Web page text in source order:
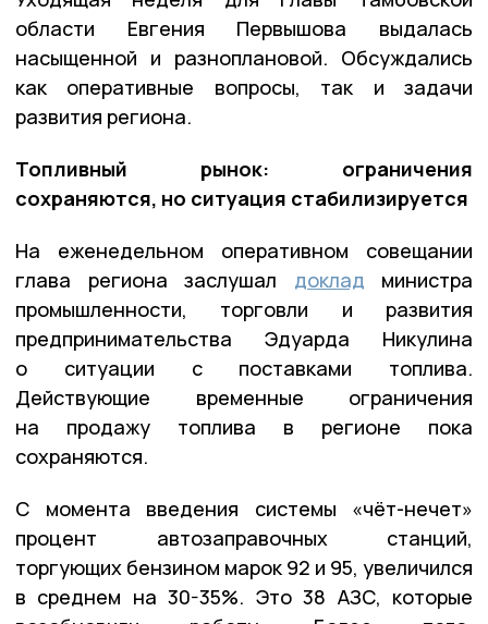
области Евгения Первышова выдалась
насыщенной и разноплановой. Обсуждались
как оперативные вопросы, так и задачи
развития региона.
Топливный рынок: ограничения
сохраняются, но ситуация стабилизируется
На еженедельном оперативном совещании
глава региона заслушал доклад министра
промышленности, торговли и развития
предпринимательства Эдуарда Никулина
о ситуации с поставками топлива.
Действующие временные ограничения
на продажу топлива в регионе пока
сохраняются.
С момента введения системы «чёт-нечет»
процент автозаправочных станций,
торгующих бензином марок 92 и 95, увеличился
в среднем на 30-35%. Это 38 АЗС, которые